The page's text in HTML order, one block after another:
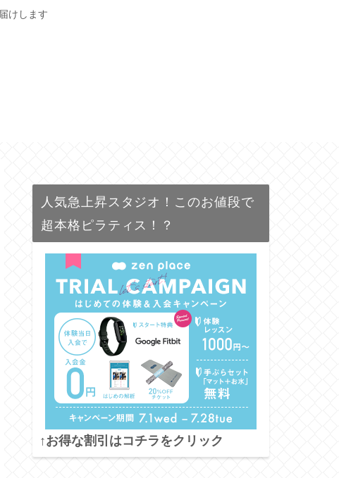
けします
人気急上昇スタジオ！このお値段で
超本格ピラティス！？
↑お得な割引はコチラをクリック